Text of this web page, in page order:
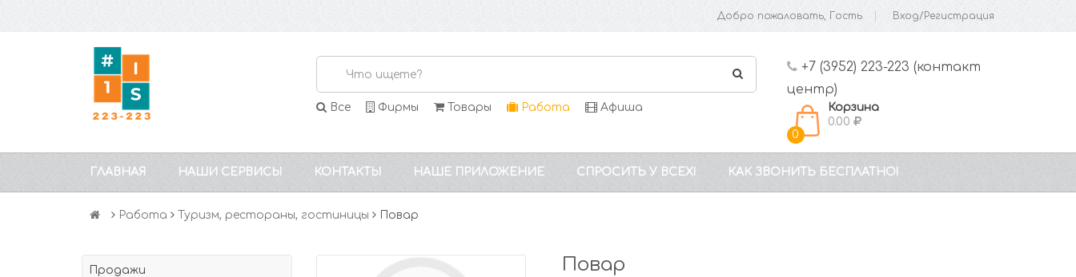
Добро пожаловать, Гость Вход/Регистрация
Все Фирмы Товары Работа Афиша
+7 (3952) 223-223 (контакт
центр)
0
Корзина
0.00
ГЛАВНАЯ НАШИ СЕРВИСЫ КОНТАКТЫ НАШЕ ПРИЛОЖЕНИЕ СПРОСИТЬ У ВСЕХ! КАК ЗВОНИТЬ БЕСПЛАТНО!
Работа Туризм, рестораны, гостиницы Повар
Продажи Повар